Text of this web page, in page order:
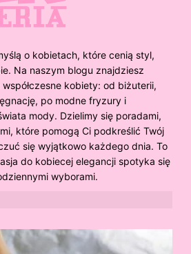
o kobietach, które cenią styl,
Na naszym blogu znajdziesz
kobiety: od biżuterii,
po modne fryzury i
mody. Dzielimy się poradami,
które pomogą Ci podkreślić Twój
się wyjątkowo każdego dnia. To
do kobiecej elegancji spotyka się
wyborami.